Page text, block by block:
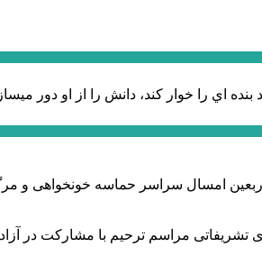
بنده اي را خوار كند، دانش را از او دور
تشریفاتی مراسم ترحیم با مشارکت در